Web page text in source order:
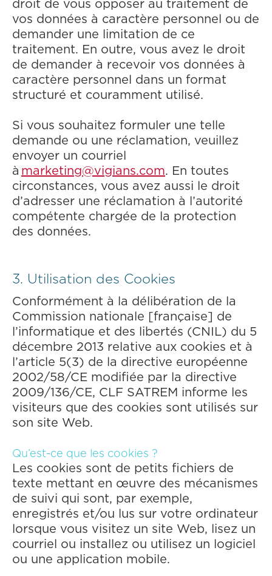
droit de vous opposer au traitement de
vos données à caractère personnel ou de
demander une limitation de ce
traitement. En outre, vous avez le droit
de demander à recevoir vos données à
caractère personnel dans un format
structuré et couramment utilisé.
Si vous souhaitez formuler une telle
demande ou une réclamation, veuillez
envoyer un courriel
à marketing@vigians.com. En toutes
circonstances, vous avez aussi le droit
d’adresser une réclamation à l’autorité
compétente chargée de la protection
des données.
3. Utilisation des Cookies
Conformément à la délibération de la
Commission nationale [française] de
l’informatique et des libertés (CNIL) du 5
décembre 2013 relative aux cookies et à
l’article 5(3) de la directive européenne
2002/58/CE modifiée par la directive
2009/136/CE, CLF SATREM informe les
visiteurs que des cookies sont utilisés sur
son site Web.
‍Qu’est-ce que les cookies ?
Les cookies sont de petits fichiers de
texte mettant en œuvre des mécanismes
de suivi qui sont, par exemple,
enregistrés et/ou lus sur votre ordinateur
lorsque vous visitez un site Web, lisez un
courriel ou installez ou utilisez un logiciel
ou une application mobile.